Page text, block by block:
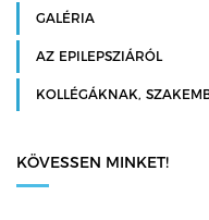
GALÉRIA
AZ EPILEPSZIÁRÓL
KOLLÉGÁKNAK,
KÖVESSEN MINKET!